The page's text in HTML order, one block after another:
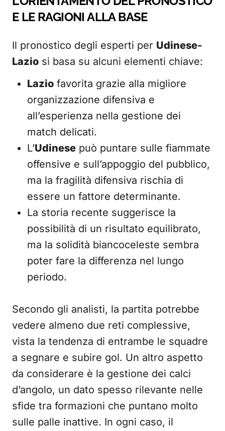
E LE RAGIONI ALLA BASE
Il pronostico degli esperti per Udinese-
Lazio si basa su alcuni elementi chiave:
Lazio favorita grazie alla migliore
organizzazione difensiva e
all’esperienza nella gestione dei
match delicati.
L’Udinese può puntare sulle fiammate
offensive e sull’appoggio del pubblico,
ma la fragilità difensiva rischia di
essere un fattore determinante.
La storia recente suggerisce la
possibilità di un risultato equilibrato,
ma la solidità biancoceleste sembra
poter fare la differenza nel lungo
periodo.
Secondo gli analisti, la partita potrebbe
vedere almeno due reti complessive,
vista la tendenza di entrambe le squadre
a segnare e subire gol. Un altro aspetto
da considerare è la gestione dei calci
d’angolo, un dato spesso rilevante nelle
sfide tra formazioni che puntano molto
sulle palle inattive. In ogni caso, il